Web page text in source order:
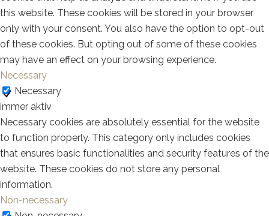
this website. These cookies will be stored in your browser
only with your consent. You also have the option to opt-out
of these cookies. But opting out of some of these cookies
may have an effect on your browsing experience.
Necessary
Necessary
immer aktiv
Necessary cookies are absolutely essential for the website
to function properly. This category only includes cookies
that ensures basic functionalities and security features of the
website. These cookies do not store any personal
information.
Non-necessary